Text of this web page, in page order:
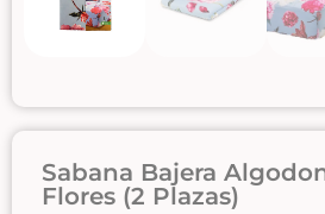
Sabana Bajera
Flores (2 Plazas)